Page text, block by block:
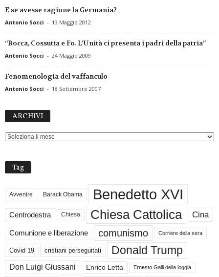
E se avesse ragione la Germania?
Antonio Socci - 13 Maggio 2012
“Bocca, Cossutta e Fo. L’Unità ci presenta i padri della patria”
Antonio Socci - 24 Maggio 2009
Fenomenologia del vaffanculo
Antonio Socci - 18 Settembre 2007
ARCHIVI
Tag
Avvenire Barack Obama Benedetto XVI
Centrodestra Chiesa Chiesa Cattolica Cina
Comunione e liberazione comunismo Corriere della sera
Covid 19 cristiani perseguitati Donald Trump
Don Luigi Giussani Enrico Letta Ernesto Galli della loggia